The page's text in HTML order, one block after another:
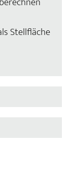
Stellfläche